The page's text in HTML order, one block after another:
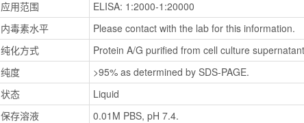
应用范围
ELISA: 1:2000-1:20000
内毒素水平
Please contact with the lab for this information.
纯化方式
Protein A/G purified from cell culture
纯度
>95% as determined by SDS-PAGE.
状态
Liquid
保存溶液
0.01M PBS, pH 7.4.